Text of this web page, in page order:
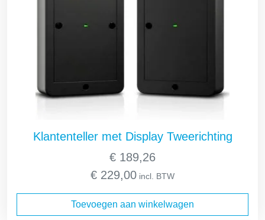
Klantenteller met Display Tweerichting
€ 189,26
€ 229,00 incl. BTW
Toevoegen aan winkelwagen